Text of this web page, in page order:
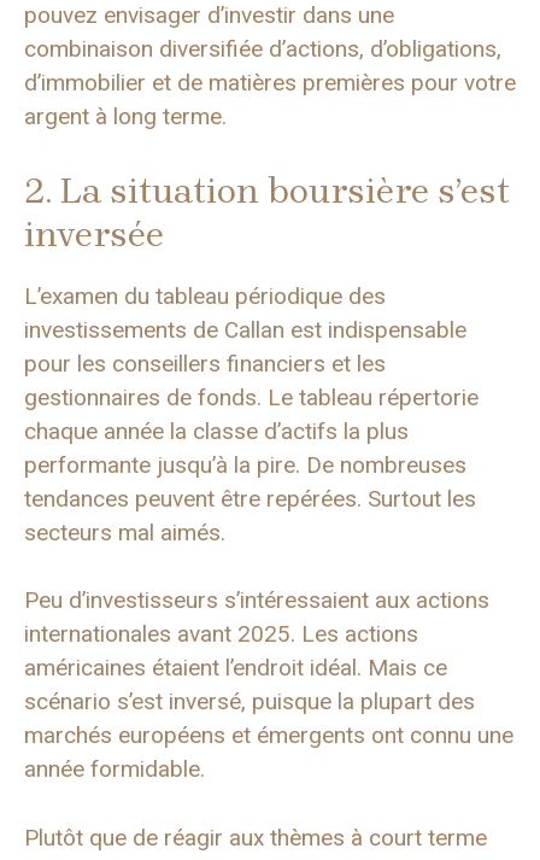
pouvez envisager d’investir dans une
combinaison diversifiée d’actions, d’obligations,
d’immobilier et de matières premières pour votre
argent à long terme.
2. La situation boursière s’est
inversée
L’examen du tableau périodique des
investissements de Callan est indispensable
pour les conseillers financiers et les
gestionnaires de fonds. Le tableau répertorie
chaque année la classe d’actifs la plus
performante jusqu’à la pire. De nombreuses
tendances peuvent être repérées. Surtout les
secteurs mal aimés.
Peu d’investisseurs s’intéressaient aux actions
internationales avant 2025. Les actions
américaines étaient l’endroit idéal. Mais ce
scénario s’est inversé, puisque la plupart des
marchés européens et émergents ont connu une
année formidable.
Plutôt que de réagir aux thèmes à court terme